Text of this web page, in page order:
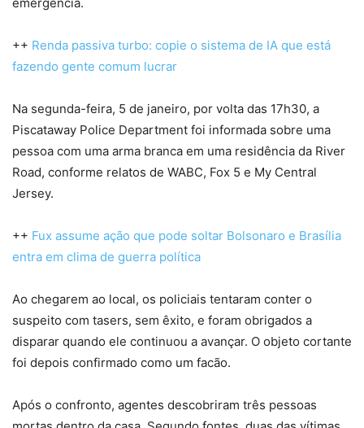
++ Renda passiva turbo: copie o sistema de IA que está
fazendo gente comum lucrar
Na segunda-feira, 5 de janeiro, por volta das 17h30, a
Piscataway Police Department foi informada sobre uma
pessoa com uma arma branca em uma residência da River
Road, conforme relatos de WABC, Fox 5 e My Central
Jersey.
++ Fux assume ação que pode soltar Bolsonaro e Brasília
entra em clima de guerra política
Ao chegarem ao local, os policiais tentaram conter o
suspeito com tasers, sem êxito, e foram obrigados a
disparar quando ele continuou a avançar. O objeto cortante
foi depois confirmado como um facão.
Após o confronto, agentes descobriram três pessoas